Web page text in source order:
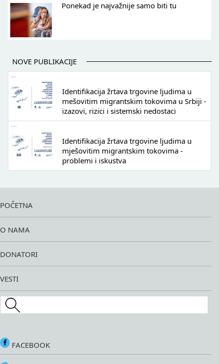
Ponekad je najvažnije samo biti tu
NOVE PUBLIKACIJE
Identifikacija žrtava trgovine ljudima u
mešovitim migrantskim tokovima u Srbiji -
izazovi, rizici i sistemski nedostaci
Identifikacija žrtava trgovine ljudima u
mješovitim migrantskim tokovima -
problemi i iskustva
POČETNA
O NAMA
DONATORI
VESTI
Search this site
FACEBOOK